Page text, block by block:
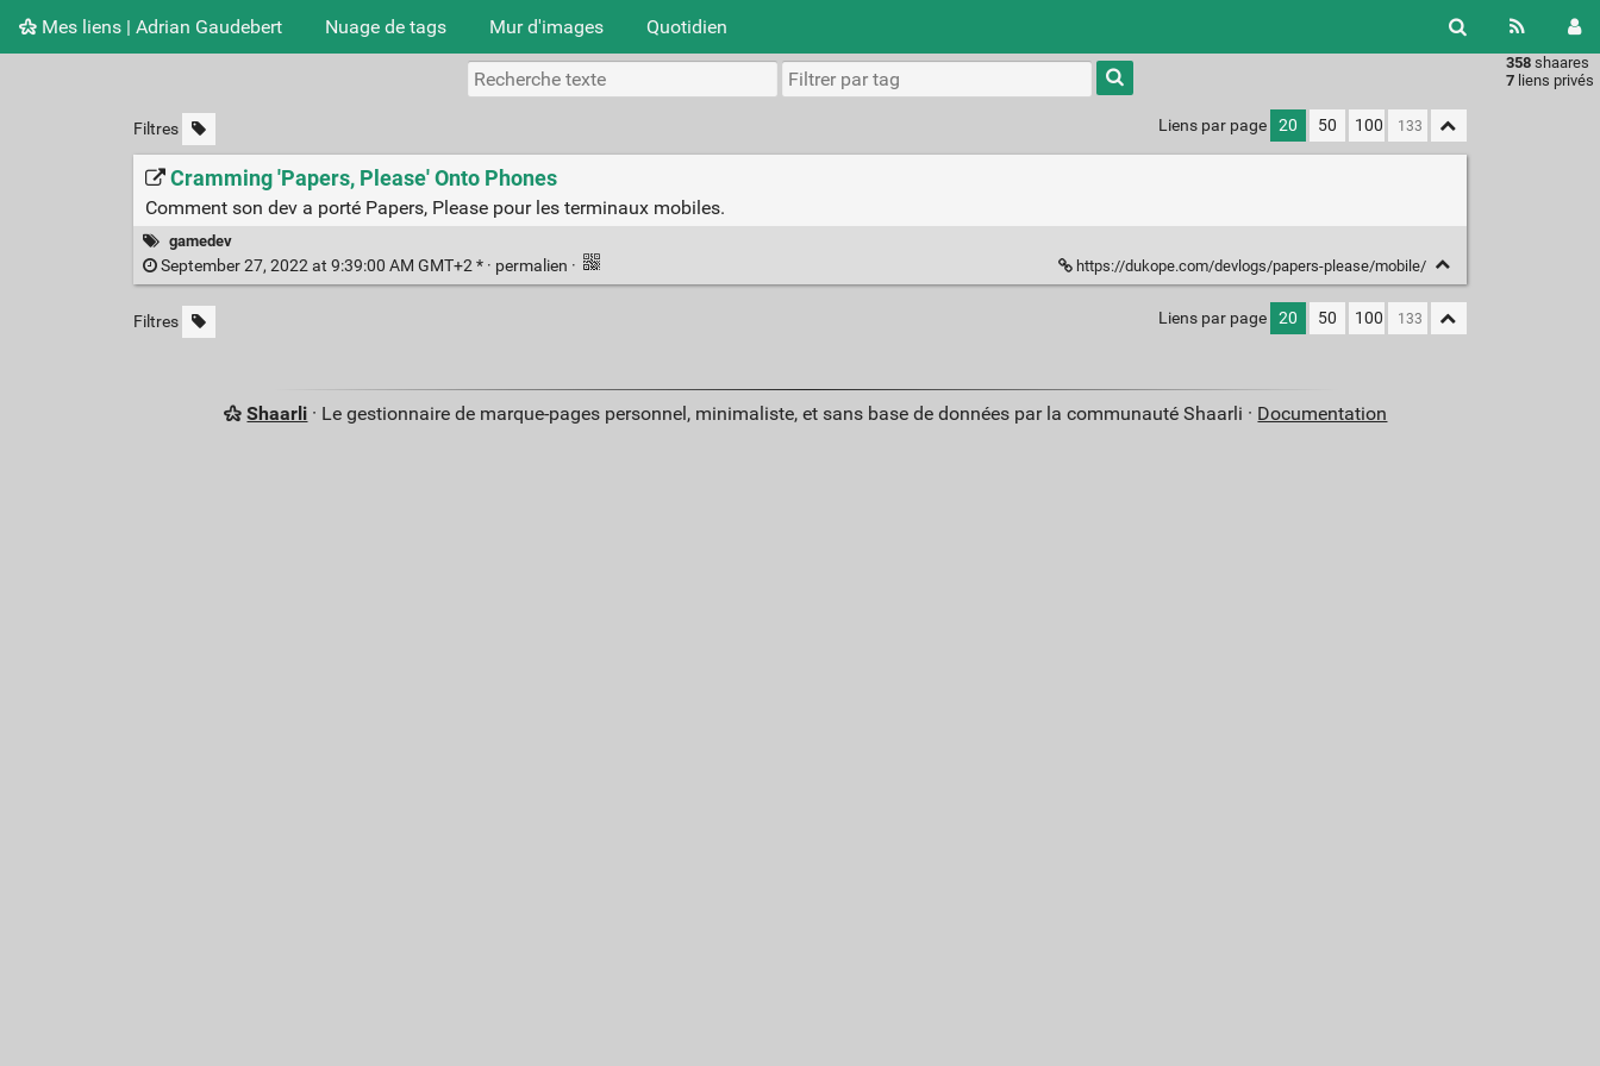
Mes liens | Adrian Gaudebert Nuage de tags Mur d'images Quotidien
358 shaares
7 liens privés
Type 1 or
more
characters
results.
Filtres Liens par page 20 50 100
Cramming 'Papers, Please' Onto Phones
Comment son dev a porté Papers, Please pour les terminaux mobiles.
gamedev
September 27, 2022 at 9:39:00 AM GMT+2 * · permalien · https://dukope.com/devlogs/papers-please/mobile/
Filtres Liens par page 20 50 100
Shaarli · Le gestionnaire de marque-pages personnel, minimaliste, et sans base de données par la communauté Shaarli · Documentation